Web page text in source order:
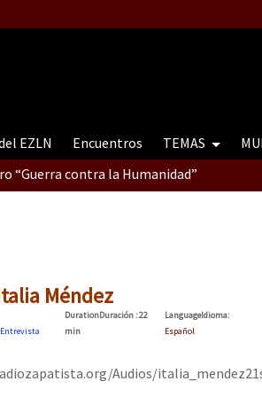
EZLN Encuentros TEMAS
“Guerra contra la Humanidad”
“Guerra contra a Humanidade”(As
contra a Humanidade” (As populações e
Méndez
Entrevista
DurationDuración: 22
min
LanguageIdioma:
Español
Audios/